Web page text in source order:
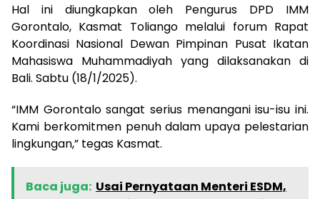
Hal ini diungkapkan oleh Pengurus DPD IMM
Gorontalo, Kasmat Toliango melalui forum Rapat
Koordinasi Nasional Dewan Pimpinan Pusat Ikatan
Mahasiswa Muhammadiyah yang dilaksanakan di
Bali. Sabtu (18/1/2025).
“IMM Gorontalo sangat serius menangani isu-isu ini.
Kami berkomitmen penuh dalam upaya pelestarian
lingkungan,” tegas Kasmat.
Baca juga: Usai Pernyataan Menteri ESDM,